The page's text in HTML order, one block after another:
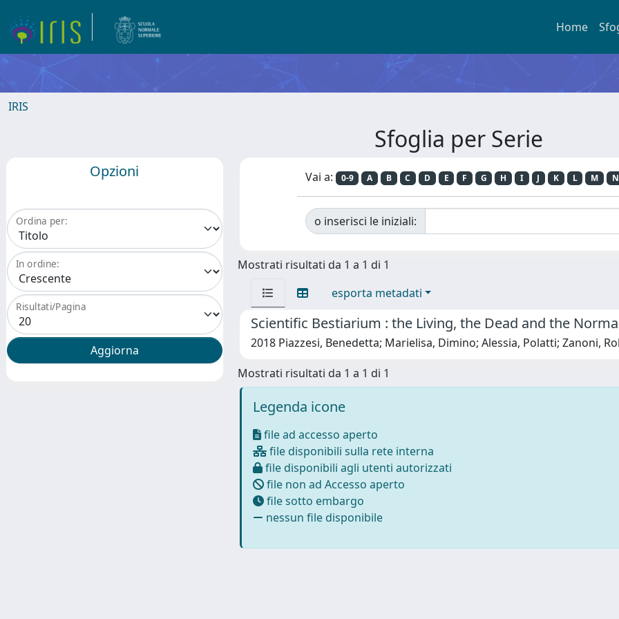
Home
IRIS
Sfoglia per Serie
Opzioni
Ordina per:
In ordine:
Risultati/Pagina
Vai a: 0-9 A B C D E F G H I J K L M N
o inserisci le iniziali:
Mostrati risultati da 1 a 1 di 1
esporta metadati
Scientific Bestiarium : the Living, the Dead and the
2018 Piazzesi, Benedetta; Marielisa, Dimino; Alessia, Polatti; Zanoni,
Mostrati risultati da 1 a 1 di 1
Legenda icone
file ad accesso aperto
file disponibili sulla rete interna
file disponibili agli utenti autorizzati
file non ad Accesso aperto
file sotto embargo
nessun file disponibile